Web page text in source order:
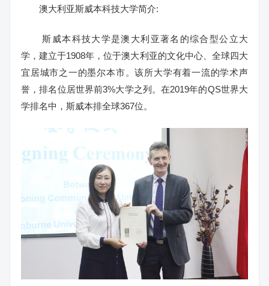
澳大利亚斯威本科技大学简介:
斯威本科技大学是澳大利亚著名的综合型公立大
学，建立于1908年，位于澳大利亚的文化中心、全球四大
宜居城市之一的墨尔本市。该所大学有着一流的学术声
誉，排名位居世界前3%大学之列。在2019年的QS世界大
学排名中，斯威本排全球367位。